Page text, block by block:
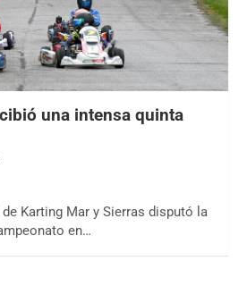
una intensa quinta
Karting Mar y Sierras disputó la
en…